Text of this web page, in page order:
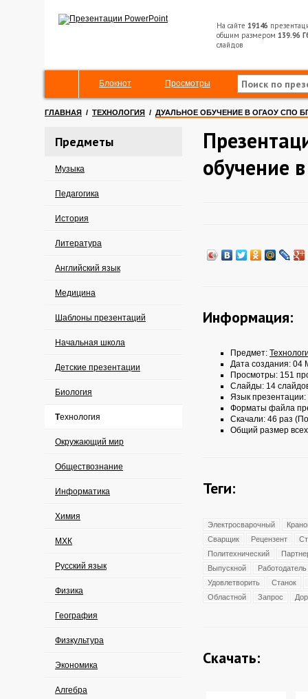
На сайте 19146
общим размером 139.96
слайдов
Блокнот Просмотры
ГЛАВНАЯ / ТЕХНОЛОГИЯ / ДУАЛЬНОЕ ОБУЧЕНИЕ В ОГАОУ СПО
Предметы
Музыка
Педагогика
История
Литература
Английский язык
Медицина
Шаблоны презентаций
Начальная школа
Детские презентации
Биология
Технология
Окружающий мир
Обществознание
Информатика
Химия
МХК
Русский язык
Физика
География
Физкультура
Экономика
Алгебра
обучение
Информация:
Предмет:
Дата создания: 04
Просмотры: 151
Слайды: 14
Язык презентации:
Форматы файла
Скачали: 46 раз
Общий размер
Теги:
Электросварочный
Сварщик
Рецензент
Политехнический
Выпускной
Работодатель
Удовлетворить
Станок
Областной
Запрос
Скачать: